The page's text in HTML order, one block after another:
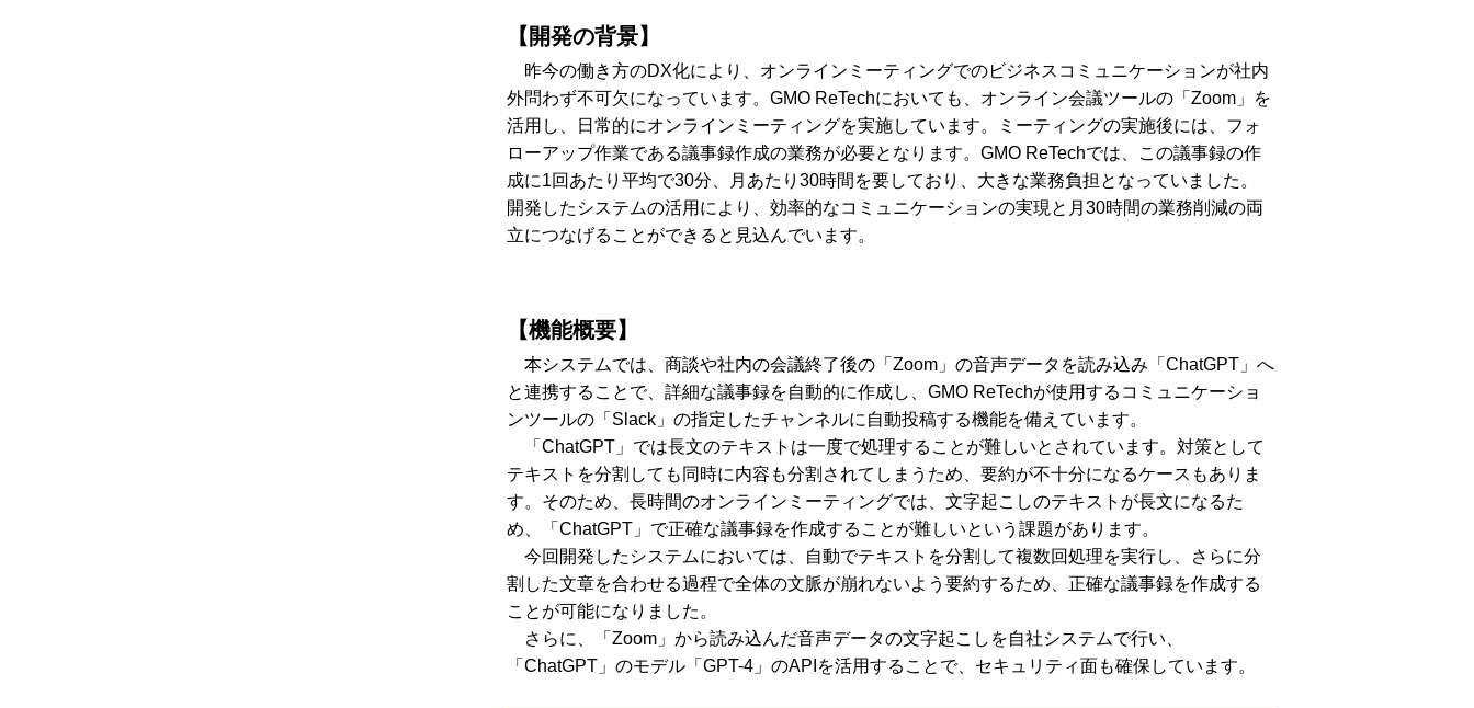
【開発の背景】
昨今の働き方のDX化により、オンラインミーティングでのビジネスコミュニケーションが社内
外問わず不可欠になっています。GMO ReTechにおいても、オンライン会議ツールの「Zoom」を
活用し、日常的にオンラインミーティングを実施しています。ミーティングの実施後には、フォ
ローアップ作業である議事録作成の業務が必要となります。GMO ReTechでは、この議事録の作
成に1回あたり平均で30分、月あたり30時間を要しており、大きな業務負担となっていました。
開発したシステムの活用により、効率的なコミュニケーションの実現と月30時間の業務削減の両
立につなげることができると見込んでいます。
【機能概要】
本システムでは、商談や社内の会議終了後の「Zoom」の音声データを読み込み「ChatGPT」へ
と連携することで、詳細な議事録を自動的に作成し、GMO ReTechが使用するコミュニケーショ
ンツールの「Slack」の指定したチャンネルに自動投稿する機能を備えています。
「ChatGPT」では長文のテキストは一度で処理することが難しいとされています。対策として
テキストを分割しても同時に内容も分割されてしまうため、要約が不十分になるケースもありま
す。そのため、長時間のオンラインミーティングでは、文字起こしのテキストが長文になるた
め、「ChatGPT」で正確な議事録を作成することが難しいという課題があります。
今回開発したシステムにおいては、自動でテキストを分割して複数回処理を実行し、さらに分
割した文章を合わせる過程で全体の文脈が崩れないよう要約するため、正確な議事録を作成する
ことが可能になりました。
さらに、「Zoom」から読み込んだ音声データの文字起こしを自社システムで行い、
「ChatGPT」のモデル「GPT-4」のAPIを活用することで、セキュリティ面も確保しています。